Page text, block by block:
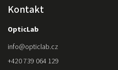
Kontakt
OpticLab
info@opticlab.cz
+420 739 064 129